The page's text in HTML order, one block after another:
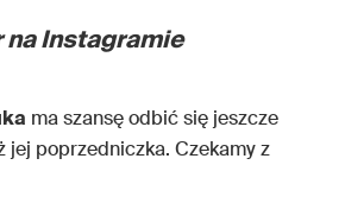
na Instagramie
ma szansę odbić się jeszcze
jej poprzedniczka. Czekamy z